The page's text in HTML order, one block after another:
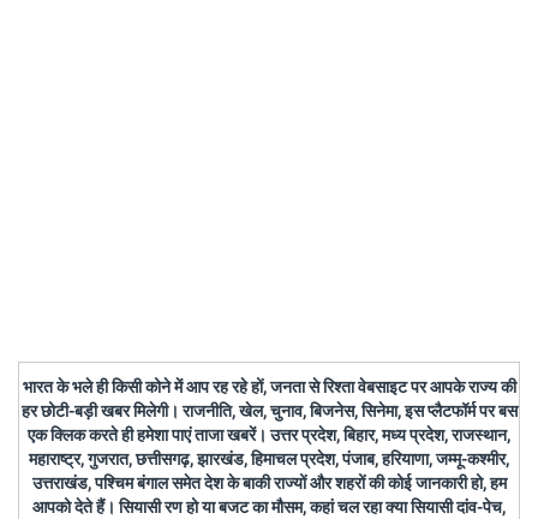
भारत के भले ही किसी कोने में आप रह रहे हों, जनता से रिश्ता वेबसाइट पर आपके राज्य की
हर छोटी-बड़ी खबर मिलेगी। राजनीति, खेल, चुनाव, बिजनेस, सिनेमा, इस प्लैटफॉर्म पर बस
एक क्लिक करते ही हमेशा पाएं ताजा खबरें। उत्तर प्रदेश, बिहार, मध्य प्रदेश, राजस्थान,
महाराष्ट्र, गुजरात, छत्तीसगढ़, झारखंड, हिमाचल प्रदेश, पंजाब, हरियाणा, जम्मू-कश्मीर,
उत्तराखंड, पश्चिम बंगाल समेत देश के बाकी राज्यों और शहरों की कोई जानकारी हो, हम
आपको देते हैं। सियासी रण हो या बजट का मौसम, कहां चल रहा क्या सियासी दांव-पेच,